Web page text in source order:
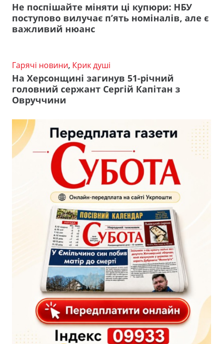
Не поспішайте міняти ці купюри: НБУ
поступово вилучає п’ять номіналів, але є
важливий нюанс
Гарячі новини, Крик душі
На Херсонщині загинув 51-річний
головний сержант Сергій Капітан з
Овруччини